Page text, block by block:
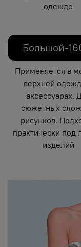
одежде
Большой-
Применяется в
верхней
аксессуарах.
сюжетных
рисунков.
практически под
изделий